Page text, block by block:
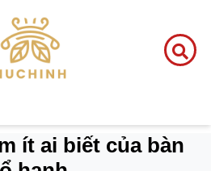
ít ai biết của bàn